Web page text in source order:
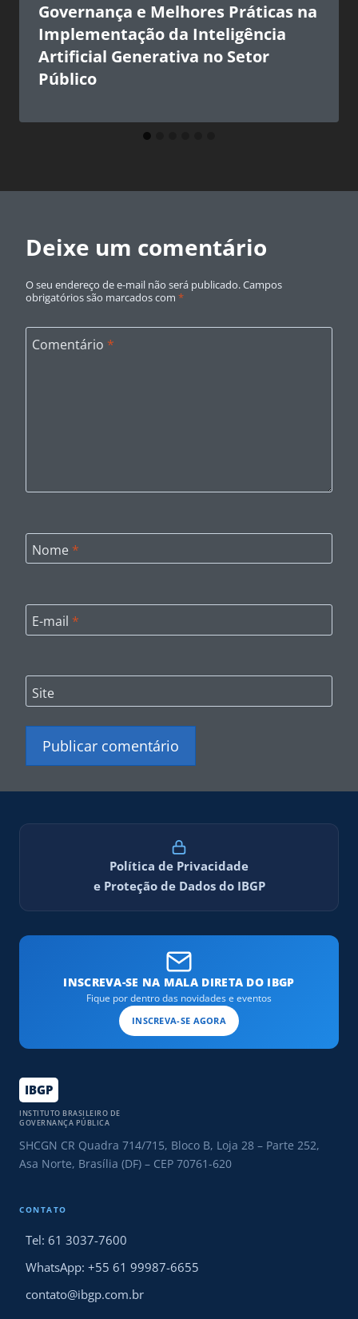
Governança e Melhores Práticas na
Implementação da Inteligência
Artificial Generativa no Setor
Público
Deixe um comentário
O seu endereço de e-mail não será publicado.Campos
obrigatórios são marcados com *
Comentário *
Nome *
E-mail *
Site
Política de Privacidade
e Proteção de Dados do IBGP
INSCREVA-SE NA MALA DIRETA DO IBGP
Fique por dentro das novidades e eventos
INSCREVA-SE AGORA
IBGP
INSTITUTO BRASILEIRO DE
GOVERNANÇA PÚBLICA
SHCGN CR Quadra 714/715, Bloco B, Loja 28 – Parte 252,
Asa Norte, Brasília (DF) – CEP 70761-620
CONTATO
Tel: 61 3037-7600
WhatsApp: +55 61 99987-6655
contato@ibgp.com.br